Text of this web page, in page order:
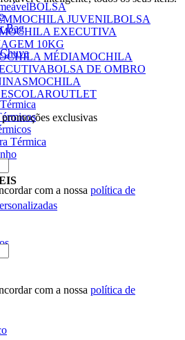
Bag
Térmica
BOLSA
MOCHILA JUVENILBOLSA
EXECUTIVA
10KG
MÉDIAMOCHILA
BOLSA DE OMBRO
MOCHILA
OUTLET
exclusivas
com a nossa política de
com a nossa política de